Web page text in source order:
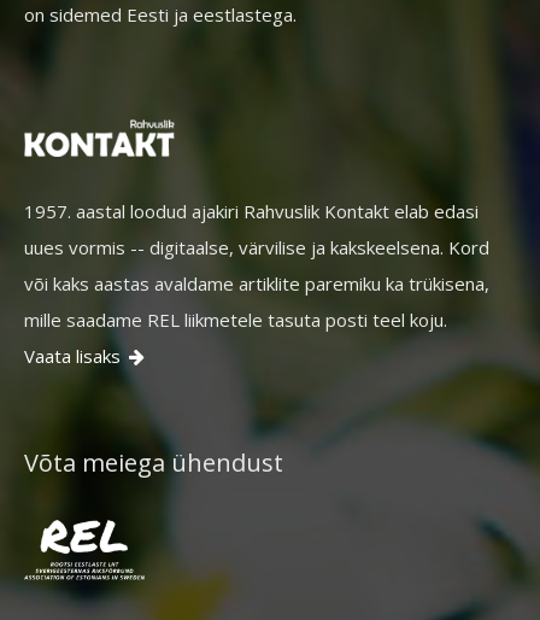
on sidemed Eesti ja eestlastega.
1957. aastal loodud ajakiri Rahvuslik Kontakt elab edasi
uues vormis -- digitaalse, värvilise ja kakskeelsena. Kord
või kaks aastas avaldame artiklite paremiku ka trükisena,
mille saadame REL liikmetele tasuta posti teel koju.
Vaata lisaks 
Võta meiega ühendust